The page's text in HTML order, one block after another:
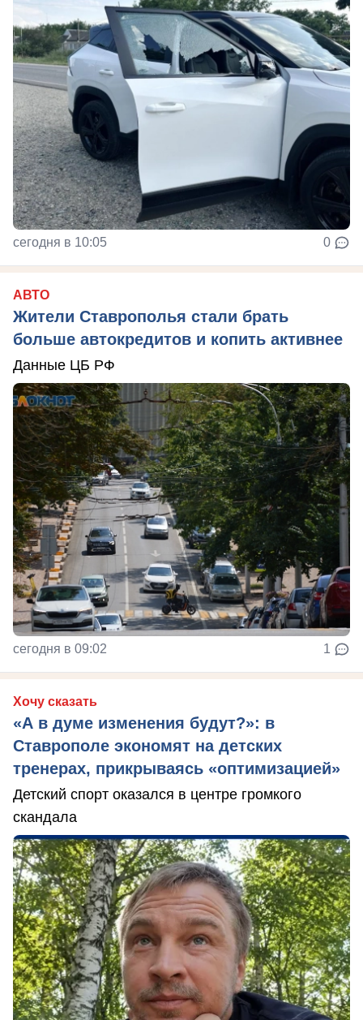
сегодня в 10:05 0
АВТО
Жители Ставрополья стали брать
больше автокредитов и копить активнее
Данные ЦБ РФ
сегодня в 09:02 1
Хочу сказать
«А в думе изменения будут?»: в
Ставрополе экономят на детских
тренерах, прикрываясь «оптимизацией»
Детский спорт оказался в центре громкого
скандала